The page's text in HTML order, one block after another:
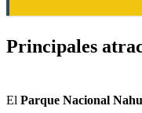
Principales
El Parque Nacional